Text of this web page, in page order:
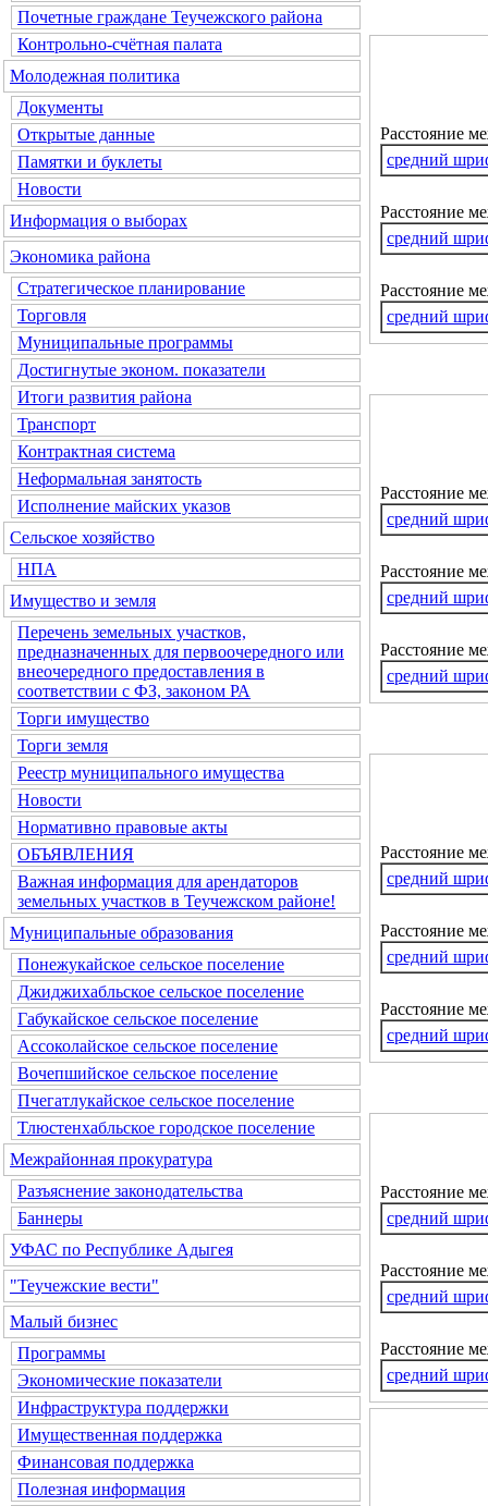
Почетные граждане Теучежского района
Контрольно-счётная палата
Молодежная политика
Документы
Открытые данные
Памятки и буклеты
Новости
Информация о выборах
Экономика района
Стратегическое планирование
Торговля
Муниципальные программы
Достигнутые эконом. показатели
Итоги развития района
Транспорт
Контрактная система
Неформальная занятость
Исполнение майских указов
Сельское хозяйство
НПА
Имущество и земля
Перечень земельных участков,
предназначенных для первоочередного или
внеочередного предоставления в
соответствии с ФЗ, законом РА
Торги имущество
Торги земля
Реестр муниципального имущества
Новости
Нормативно правовые акты
ОБЪЯВЛЕНИЯ
Важная информация для арендаторов
земельных участков в Теучежском районе!
Муниципальные образования
Понежукайское сельское поселение
Джиджихабльское сельское поселение
Габукайское сельское поселение
Ассоколайское сельское поселение
Вочепшийское сельское поселение
Пчегатлукайское сельское поселение
Тлюстенхабльское городское поселение
Межрайонная прокуратура
Разъяснение законодательства
Баннеры
УФАС по Республике Адыгея
"Теучежские вести"
Малый бизнес
Программы
Экономические показатели
Инфраструктура поддержки
Имущественная поддержка
Финансовая поддержка
Полезная информация
Расстояние
средний
Расстояние
средний
Расстояние
средний
Расстояние
средний
Расстояние
средний
Расстояние
средний
Расстояние
средний
Расстояние
средний
Расстояние
средний
Расстояние
средний
Расстояние
средний
Расстояние
средний